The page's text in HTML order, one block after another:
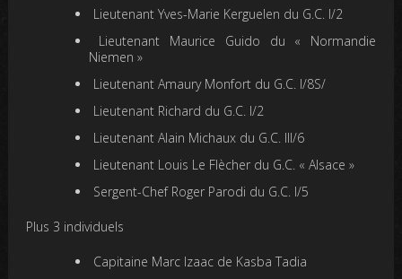
Lieutenant Yves-Marie Kerguelen du G.C. I/2
Lieutenant Maurice Guido du « Normandie
Niemen »
Lieutenant Amaury Monfort du G.C. I/8S/
Lieutenant Richard du G.C. I/2
Lieutenant Alain Michaux du G.C. III/6
Lieutenant Louis Le Flècher du G.C. « Alsace »
Sergent-Chef Roger Parodi du G.C. I/5
Plus 3 individuels
Capitaine Marc Izaac de Kasba Tadia